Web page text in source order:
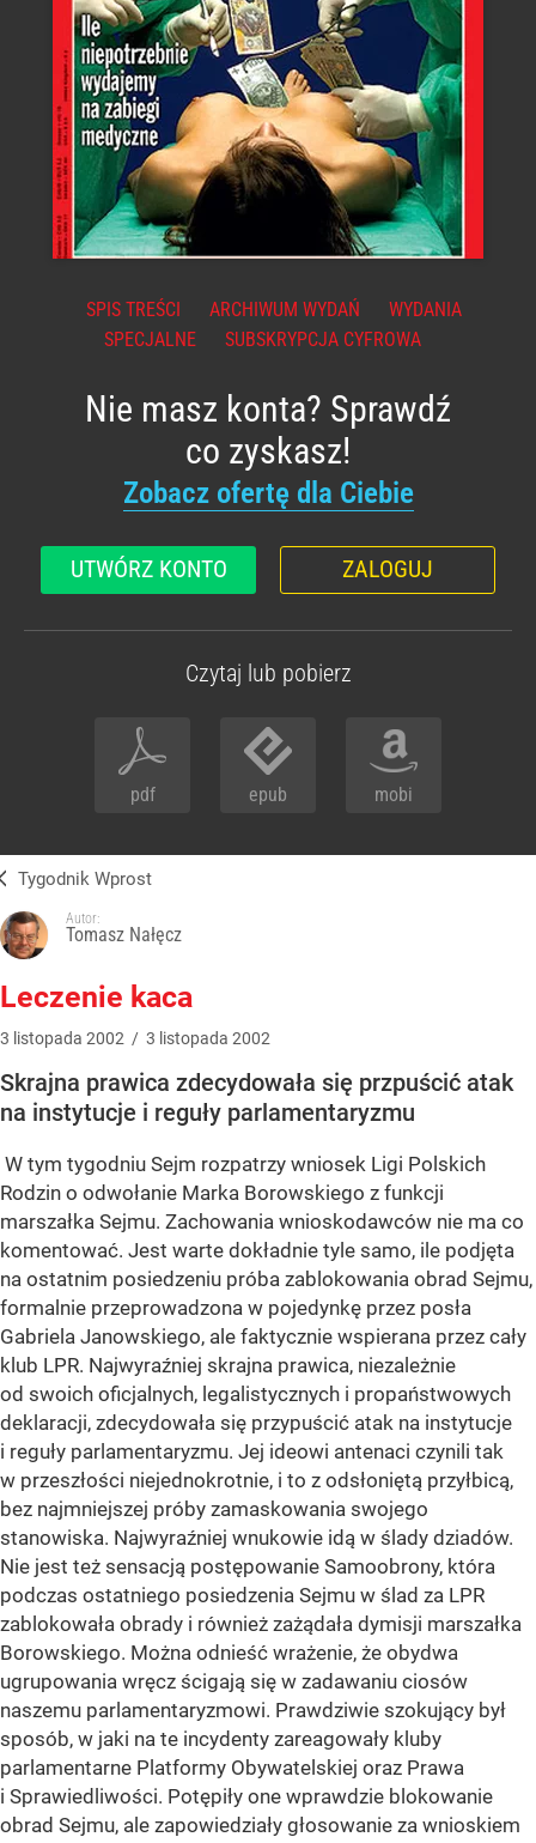
SPIS TREŚCI ARCHIWUM WYDAŃ
WYDANIA
SPECJALNE
SUBSKRYPCJA CYFROWA
Nie masz konta? Sprawdź
co zyskasz!
Zobacz ofertę dla Ciebie
UTWÓRZ KONTO ZALOGUJ
Czytaj lub pobierz
pdf epub mobi
Tygodnik Wprost
Autor:
Tomasz Nałęcz
Leczenie kaca
3 listopada 2002 / 3 listopada 2002
Skrajna prawica zdecydowała się przpuścić atak
na instytucje i reguły parlamentaryzmu
W tym tygodniu Sejm rozpatrzy wniosek Ligi Polskich
Rodzin o odwołanie Marka Borowskiego z funkcji
marszałka Sejmu. Zachowania wnioskodawców nie ma co
komentować. Jest warte dokładnie tyle samo, ile podjęta
na ostatnim posiedzeniu próba zablokowania obrad Sejmu,
formalnie przeprowadzona w pojedynkę przez posła
Gabriela Janowskiego, ale faktycznie wspierana przez cały
klub LPR. Najwyraźniej skrajna prawica, niezależnie
od swoich oficjalnych, legalistycznych i propaństwowych
deklaracji, zdecydowała się przypuścić atak na instytucje
i reguły parlamentaryzmu. Jej ideowi antenaci czynili tak
w przeszłości niejednokrotnie, i to z odsłoniętą przyłbicą,
bez najmniejszej próby zamaskowania swojego
stanowiska. Najwyraźniej wnukowie idą w ślady dziadów.
Nie jest też sensacją postępowanie Samoobrony, która
podczas ostatniego posiedzenia Sejmu w ślad za LPR
zablokowała obrady i również zażądała dymisji marszałka
Borowskiego. Można odnieść wrażenie, że obydwa
ugrupowania wręcz ścigają się w zadawaniu ciosów
naszemu parlamentaryzmowi. Prawdziwie szokujący był
sposób, w jaki na te incydenty zareagowały kluby
parlamentarne Platformy Obywatelskiej oraz Prawa
i Sprawiedliwości. Potępiły one wprawdzie blokowanie
obrad Sejmu, ale zapowiedziały głosowanie za wnioskiem